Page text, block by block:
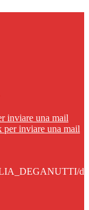
inviare una mail
per inviare una mail